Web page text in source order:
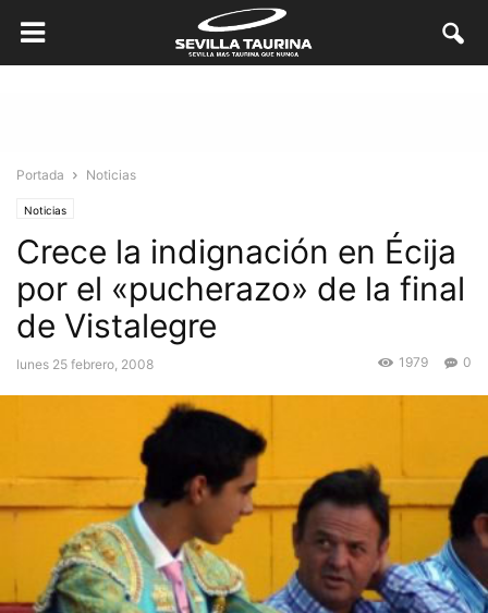
Portada Noticias
Noticias
Crece la indignación en Écija
por el «pucherazo» de la final
de Vistalegre
lunes 25 febrero, 2008 0
1979